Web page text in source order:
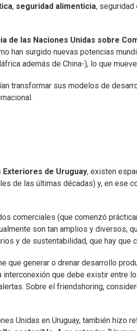
, seguridad alimenticia, seguridad
de las Naciones Unidas sobre
han surgido nuevas potencias
además de China-), lo que
transformar sus modelos de
Exteriores de Uruguay, existen
de las últimas décadas) y, en ese
comerciales (que comenzó
son tan amplios y diversos,
y de sustentabilidad, que hay que
que generar o drenar desarrollo
que debe existir entre
Sobre el friendshoring,
Unidas en Uruguay, también hizo